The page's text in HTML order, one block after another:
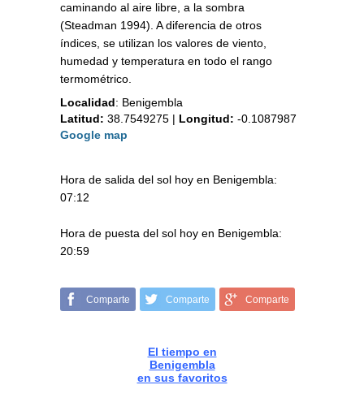
caminando al aire libre, a la sombra
(Steadman 1994). A diferencia de otros
índices, se utilizan los valores de viento,
humedad y temperatura en todo el rango
termométrico.
Localidad: Benigembla
Latitud: 38.7549275 | Longitud: -0.1087987
Google map
Hora de salida del sol hoy en Benigembla:
07:12
Hora de puesta del sol hoy en Benigembla:
20:59
Comparte Comparte Comparte
El tiempo en
Benigembla
en sus favoritos